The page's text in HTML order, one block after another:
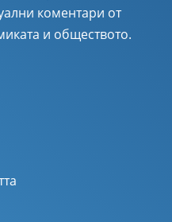
коментари от
и обществото.